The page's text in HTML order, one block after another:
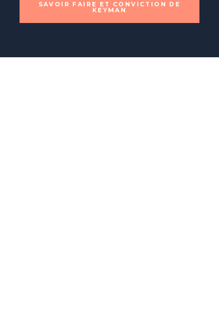
SAVOIR FAIRE ET CONVICTION DE
KEYMAN